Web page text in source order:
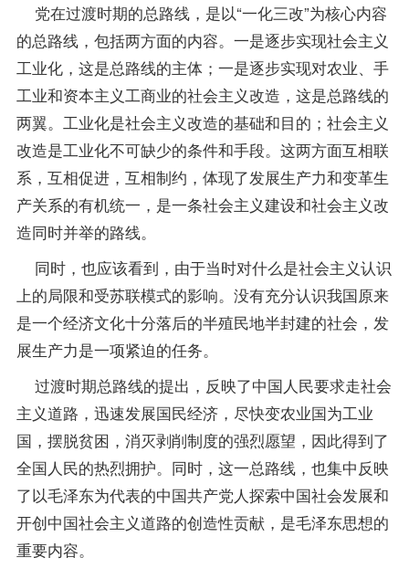
党在过渡时期的总路线，是以“一化三改”为核心内容
的总路线，包括两方面的内容。一是逐步实现社会主义
工业化，这是总路线的主体；一是逐步实现对农业、手
工业和资本主义工商业的社会主义改造，这是总路线的
两翼。工业化是社会主义改造的基础和目的；社会主义
改造是工业化不可缺少的条件和手段。这两方面互相联
系，互相促进，互相制约，体现了发展生产力和变革生
产关系的有机统一，是一条社会主义建设和社会主义改
造同时并举的路线。
同时，也应该看到，由于当时对什么是社会主义认识
上的局限和受苏联模式的影响。没有充分认识我国原来
是一个经济文化十分落后的半殖民地半封建的社会，发
展生产力是一项紧迫的任务。
过渡时期总路线的提出，反映了中国人民要求走社会
主义道路，迅速发展国民经济，尽快变农业国为工业
国，摆脱贫困，消灭剥削制度的强烈愿望，因此得到了
全国人民的热烈拥护。同时，这一总路线，也集中反映
了以毛泽东为代表的中国共产党人探索中国社会发展和
开创中国社会主义道路的创造性贡献，是毛泽东思想的
重要内容。